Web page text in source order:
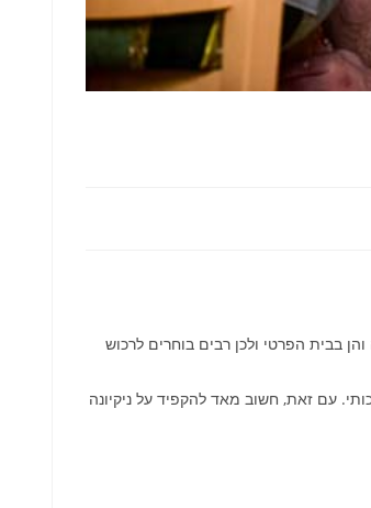
בבית הפרטי ולכן רבים בוחרים לרכוש
עם זאת, חשוב מאד להקפיד על ניקיונה